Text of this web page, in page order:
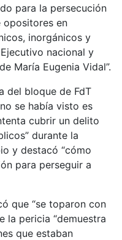
para la persecución
opositores en
inorgánicos y
nacional y
María Eugenia Vidal”.
del bloque de FdT
se había visto es
cubrir un delito
durante la
y destacó “cómo
para perseguir a
que “se toparon con
la pericia “demuestra
que estaban